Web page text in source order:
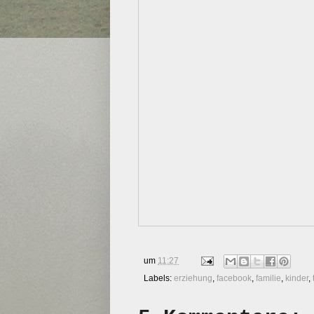
um 11:27
Labels: erziehung facebook familie kinder,